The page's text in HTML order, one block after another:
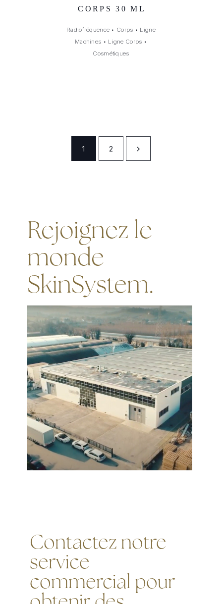
CORPS 30 ML
Radiofréquence • Corps • Ligne
Machines • Ligne Corps •
Cosmétiques
1 2
Rejoignez le
monde
SkinSystem.
Contactez notre
service
commercial pour